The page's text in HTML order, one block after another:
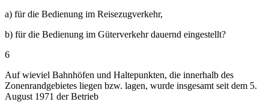
a) für die Bedienung im Reisezugverkehr,
b) für die Bedienung im Güterverkehr dauernd eingestellt?
6
Auf wieviel Bahnhöfen und Haltepunkten, die innerhalb des
Zonenrandgebietes liegen bzw. lagen, wurde insgesamt seit dem 5.
August 1971 der Betrieb